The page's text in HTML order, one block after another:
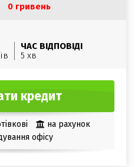
0 гривень
ЧАС ВІДПОВІДІ
5 хв
кредит
на рахунок
офісу